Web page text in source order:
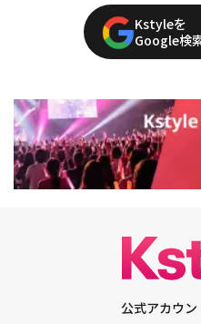
Kstyleを
Google検
公式アカウン